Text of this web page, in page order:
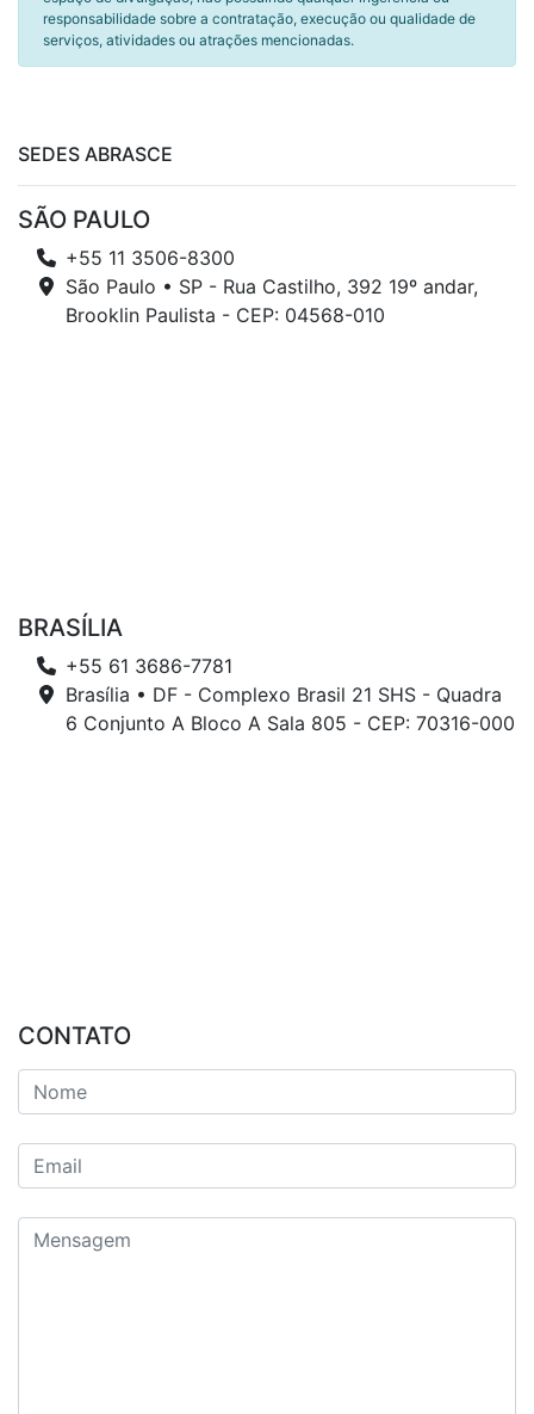
responsabilidade sobre a contratação, execução ou qualidade de
serviços, atividades ou atrações mencionadas.
SEDES ABRASCE
SÃO PAULO
+55 11 3506-8300
São Paulo • SP - Rua Castilho, 392 19º andar,
Brooklin Paulista - CEP: 04568-010
BRASÍLIA
+55 61 3686-7781
Brasília • DF - Complexo Brasil 21 SHS - Quadra
6 Conjunto A Bloco A Sala 805 - CEP: 70316-000
CONTATO